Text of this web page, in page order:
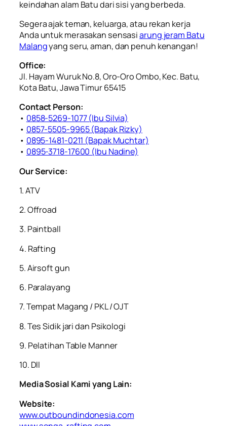
keindahan alam Batu dari sisi yang berbeda.
Segera ajak teman, keluarga, atau rekan kerja
Anda untuk merasakan sensasiarung jeram Batu
Malangyang seru, aman, dan penuh kenangan!
Office:
Jl. Hayam Wuruk No.8, Oro-Oro Ombo, Kec. Batu,
Kota Batu, Jawa Timur 65415
Contact Person:
• 0858-5269-1077 (Ibu Silvia)
• 0857-5505-9965 (Bapak Rizky)
• ⁠0895-1481-0211 (Bapak Muchtar)
• 0895-3718-17600 (Ibu Nadine)
Our Service:
1. ATV
2. ⁠Offroad
3. ⁠Paintball
4. ⁠Rafting
5. ⁠Airsoft gun
6. ⁠Paralayang
7. ⁠Tempat Magang / PKL / OJT
8. ⁠Tes Sidik jari dan Psikologi
9. ⁠Pelatihan Table Manner
10. ⁠Dll
Media Sosial Kami yang Lain:
Website:
www.outboundindonesia.com